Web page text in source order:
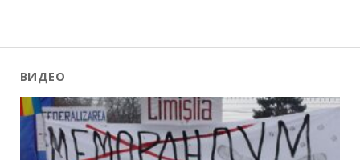
ВИДЕО